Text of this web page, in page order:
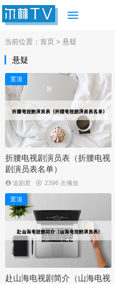
当前位置：首页 > 悬疑
悬疑
置顶
折腰电视剧演员表（折腰电视
剧演员表名单）
追剧君 2396 次播放
置顶
赴山海电视剧简介（山海电视